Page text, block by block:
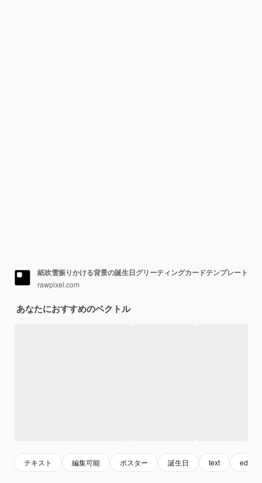
紙吹雪振りかける背景の誕生日グリーティングカードテンプレート
rawpixel.com
あなたにおすすめのベクトル
テキスト 編集可能 ポスター 誕生日 text